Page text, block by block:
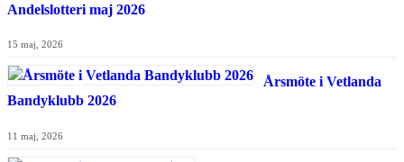
Andelslotteri maj 2026
15 maj, 2026
Årsmöte i Vetlanda
Bandyklubb 2026
11 maj, 2026